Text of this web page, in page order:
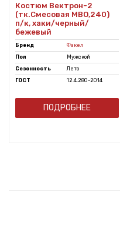
Костюм Вектрон-2
(тк.Смесовая МВО,240)
п/к, хаки/черный/
бежевый
Бренд
Факел
Пол
Мужской
Сезонность
Лето
ГОСТ
12.4.280-2014
ПОДРОБНЕЕ